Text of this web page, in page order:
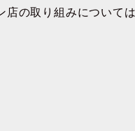
店の取り組みについては